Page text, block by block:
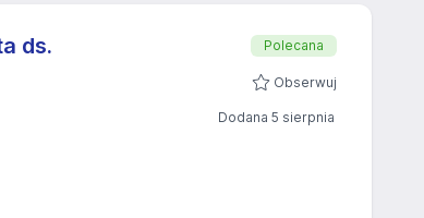
ds.
Polecana
Obserwuj
Dodana 5 sierpnia